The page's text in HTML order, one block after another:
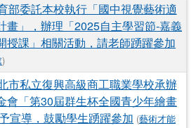
部委託本校執行「國中視覺藝術適
畫」，辦理「2025自主學習節-嘉義
授課」相關活動，請老師踴躍參加
)
市私立復興高級商工職業學校承辦
會「第30屆群生杯全國青少年繪畫
宣導，鼓勵學生踴躍參加 (藝術才能